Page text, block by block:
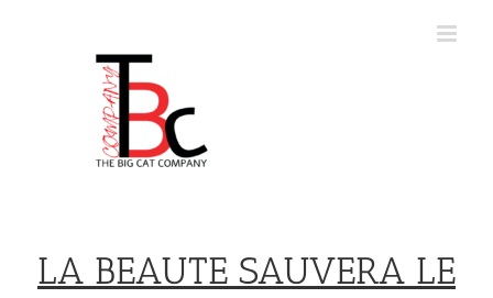
LA BEAUTE SAUVERA LE